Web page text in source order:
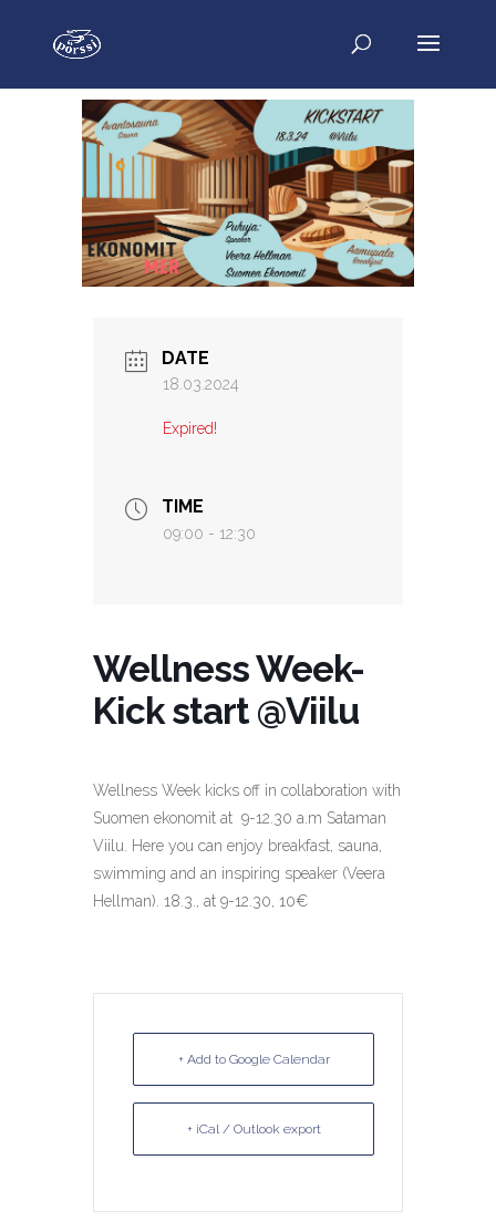
DATE
18.03.2024
Expired!
TIME
09:00 - 12:30
Wellness Week-
Kick start @Viilu
Wellness Week kicks off in collaboration with
Suomen ekonomit at 9-12.30 a.m Sataman
Viilu. Here you can enjoy breakfast, sauna,
swimming and an inspiring speaker (Veera
Hellman). 18.3., at 9-12.30, 10€
+ Add to Google Calendar
+ iCal / Outlook export